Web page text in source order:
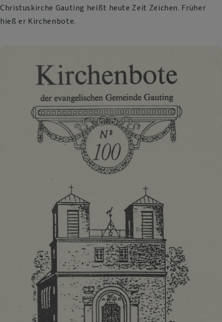
Christuskirche Gauting heißt heute Zeit Zeichen. Früher
hieß er Kirchenbote.